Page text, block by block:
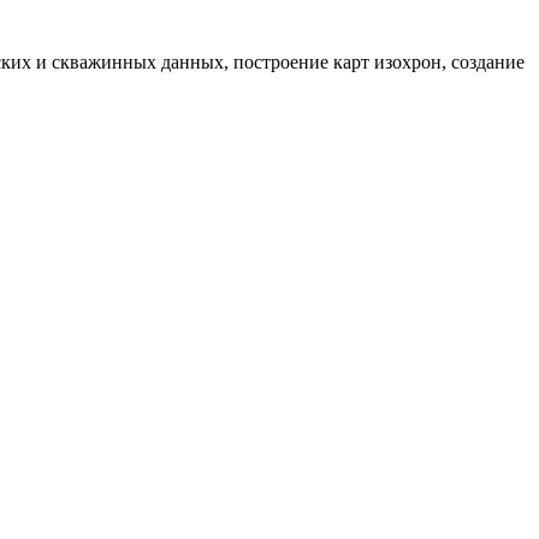
и скважинных данных, построение карт изохрон, создание